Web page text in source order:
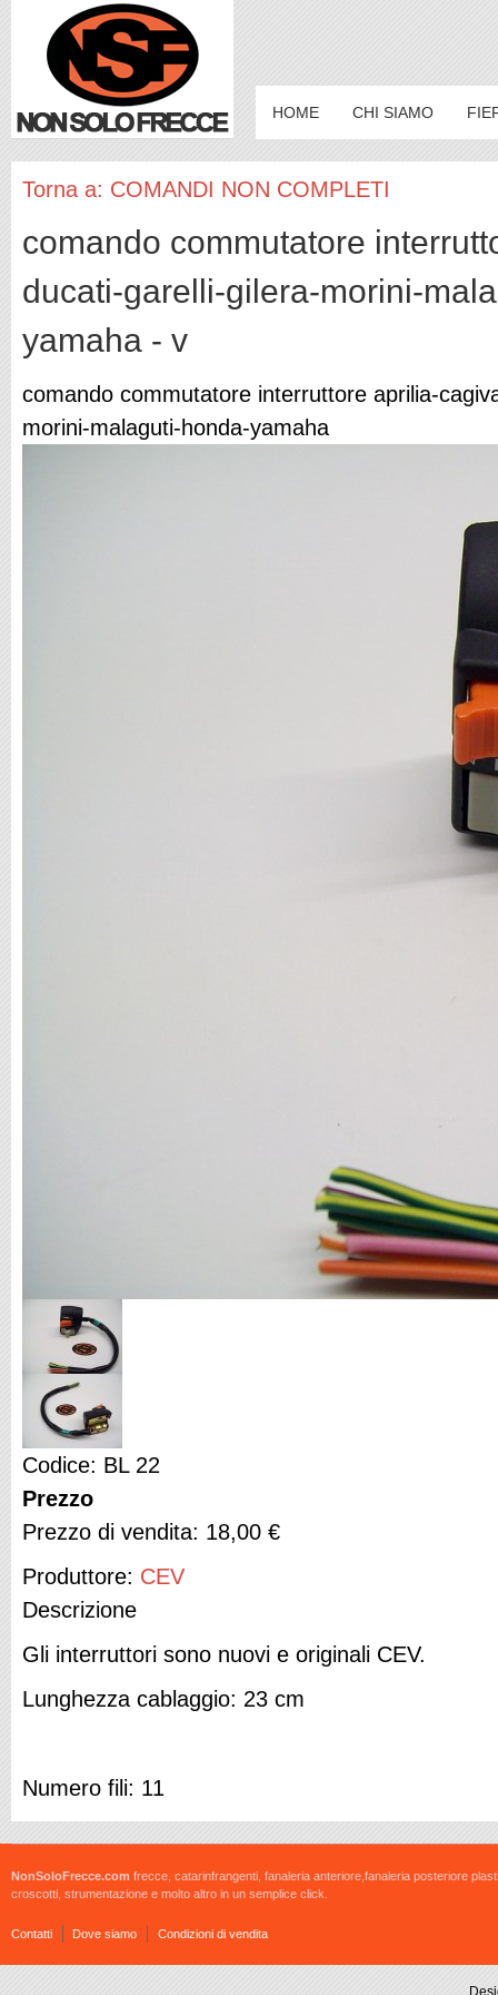
HOME CHI SIAMO
Torna a: COMANDI NON COMPLETI
comando commutatore
ducati-garelli-gilera-morini-
yamaha - v
comando commutatore interruttore aprilia-
morini-malaguti-honda-yamaha
Codice: BL 22
Prezzo
Prezzo di vendita: 18,00 €
Produttore: CEV
Descrizione
Gli interruttori sono nuovi e originali CEV.
Lunghezza cablaggio: 23 cm
Numero fili: 11
NonSoloFrecce.com frecce, catarinfrangenti, fanaleria anteriore,fanaleria posteriore
croscotti, strumentazione e molto altro in un semplice click.
Contatti Dove siamo Condizioni di vendita